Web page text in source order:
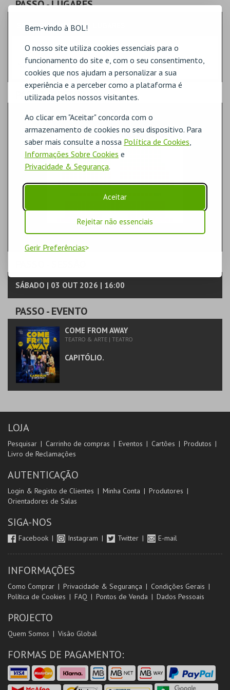
Bem-vindo à BOL!
O nosso site utiliza cookies essenciais para o
funcionamento do site e, com o seu consentimento,
cookies que nos ajudam a personalizar a sua
experiência e a perceber como a plataforma é
utilizada pelos nossos visitantes.
Ao clicar em "Aceitar" concorda com o
armazenamento de cookies no seu dispositivo. Para
saber mais consulte a nossa Política de Cookies,
Informações Sobre Cookies e
Privacidade & Segurança.
Aceitar
Rejeitar não essenciais
Gerir Preferências
PASSO- LUGARES
SELECÇÃO RÁPIDA DE LUGARES
Indique a quantidade
Na planta, selecione o lugar.
PASSO- SECTOR
2ª PLATEIA
SÁBADO | 03 OUT 2026 | 16:00
PASSO- EVENTO
COME FROM AWAY
TEATRO & ARTE | TEATRO
CAPITÓLIO.
LOJA
Pesquisar Carrinho de compras Eventos Cartões
Produtos
Livro de Reclamações
AUTENTICAÇÃO
Login & Registo de Clientes Minha Conta
Produtores
Orientadores de Salas
SIGA-NOS
Facebook Instagram Twitter E-mail
INFORMAÇÕES
Como Comprar Privacidade & Segurança
Condições Gerais
Política de Cookies
FAQ Pontos de Venda Dados Pessoais
PROJECTO
Quem Somos Visão Global
FORMAS DE PAGAMENTO: